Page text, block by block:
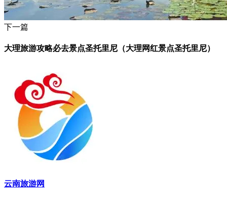
下一篇
大理旅游攻略必去景点圣托里尼（大理网红景点圣托里尼）
云南旅游网